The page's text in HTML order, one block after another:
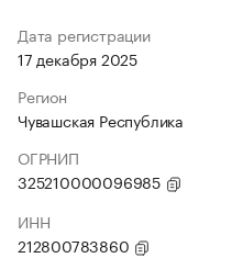
Дата регистрации
17 декабря 2025
Регион
Чувашская Республика
ОГРНИП
325210000096985
ИНН
212800783860